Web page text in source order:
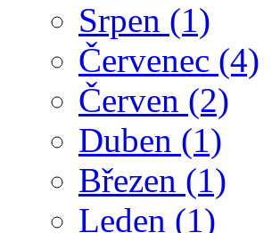
Srpen (1)
Červenec (4)
Červen (2)
Duben (1)
Březen (1)
Leden (1)